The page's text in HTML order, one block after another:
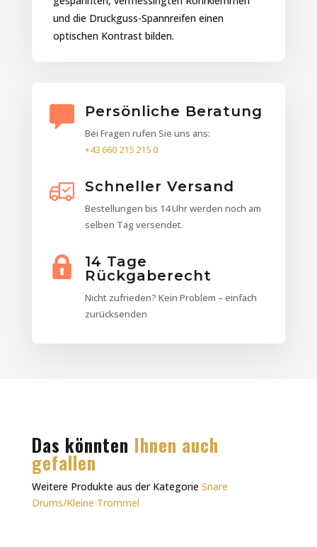
und die Druckguss-Spannreifen einen
optischen Kontrast bilden.
Persönliche Beratung
Bei Fragen rufen Sie uns ans:
+43 660 215 215 0
Schneller Versand
Bestellungen bis 14 Uhr werden noch am
selben Tag versendet.
14 Tage
Rückgaberecht
Nicht zufrieden? Kein Problem – einfach
zurücksenden
Das könnten Ihnen auch
gefallen
Weitere Produkte aus der Kategorie Snare
Drums/Kleine Trommel